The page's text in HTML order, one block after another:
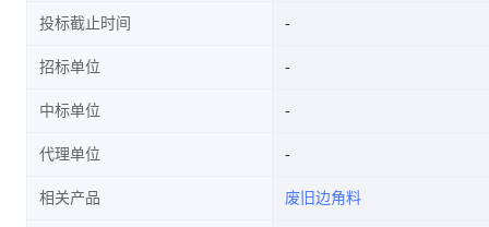
投标截止时间
招标单位
中标单位
代理单位
相关产品 废旧边角料